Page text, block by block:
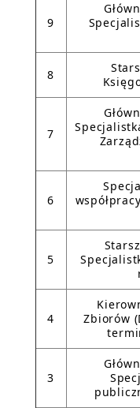
9
8
7
6
5
4
Zbiorów
3